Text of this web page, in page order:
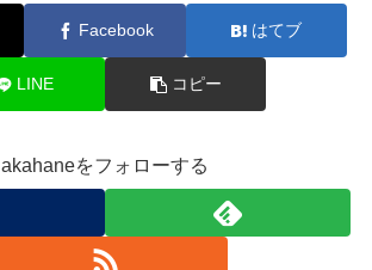
Facebook はてブ
LINE コピー
akahaneをフォローする